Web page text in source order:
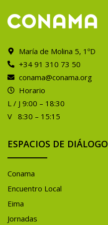
María de Molina 5, 1ºD
+34 91 310 73 50
conama@conama.org
Horario
L / J 9:00 – 18:30
V 8:30 – 15:15
ESPACIOS DE DIÁLOGO
Conama
Encuentro Local
Eima
Jornadas